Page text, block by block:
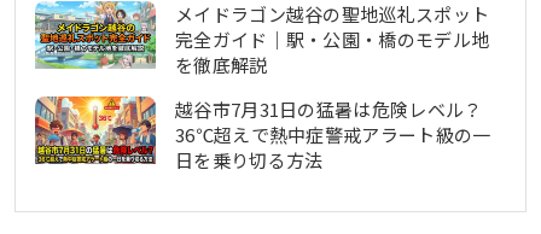
メイドラゴン越谷の聖地巡礼スポット
完全ガイド｜駅・公園・橋のモデル地
を徹底解説
越谷市7月31日の猛暑は危険レベル？
36℃超えで熱中症警戒アラート級の一
日を乗り切る方法